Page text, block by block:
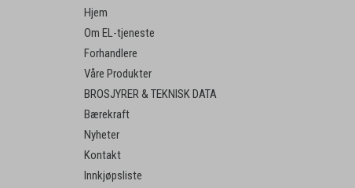
Hjem
Om EL-tjeneste
Forhandlere
Våre Produkter
BROSJYRER & TEKNISK DATA
Bærekraft
Nyheter
Kontakt
Innkjøpsliste